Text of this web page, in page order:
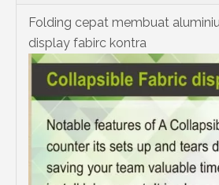
Folding cepat membuat
display fabirc kontra